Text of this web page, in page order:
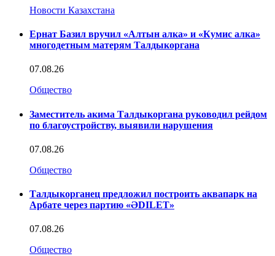
Новости Казахстана
Ернат Базил вручил «Алтын алка» и «Кумис алка»
многодетным матерям Талдыкоргана
07.08.26
Общество
Заместитель акима Талдыкоргана руководил рейдом
по благоустройству, выявили нарушения
07.08.26
Общество
Талдыкорганец предложил построить аквапарк на
Арбате через партию «ӘDILET»
07.08.26
Общество